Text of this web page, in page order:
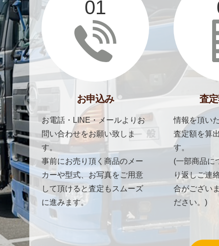
01
お申込み
お電話・LINE・メールよりお
問い合わせをお願い致しま
す。
事前にお売り頂く商品のメー
カーや型式、お写真をご用意
して頂けると査定もスムーズ
に進みます。
査
情報を頂い
査定額を算
す。
(一部商品に
り返しご連
合がござい
ださい。)